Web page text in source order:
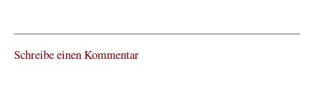
Schreibe einen Kommentar